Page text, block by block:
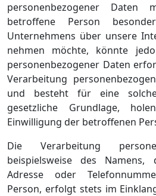
personenbezogener Daten
betroffene Person
Unternehmens über unsere
nehmen möchte, könnte
personenbezogener Daten
Verarbeitung
und besteht für eine
gesetzliche Grundlage,
Einwilligung der betroffenen
Die Verarbeitung
beispielsweise des Namens,
Adresse oder
Person, erfolgt stets im